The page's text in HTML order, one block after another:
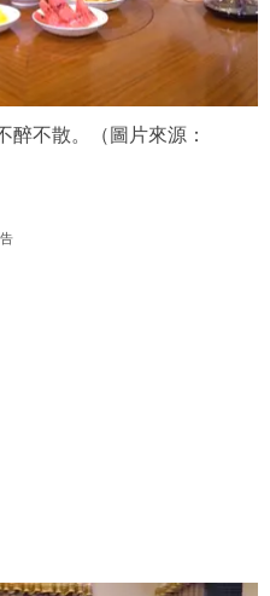
醉不散。（圖片來源：